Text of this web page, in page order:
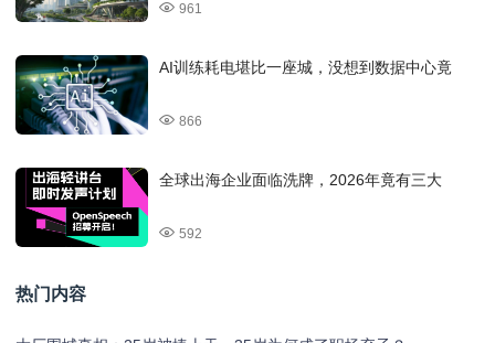
961
AI训练耗电堪比一座城，没想到数据中心竟
866
全球出海企业面临洗牌，2026年竟有三大
592
热门内容